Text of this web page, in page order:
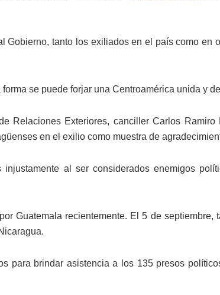
tanto los exiliados en el país como en
se puede forjar una Centroamérica unida y
Relaciones Exteriores, canciller Carlos Ramiro
en el exilio como muestra de
al ser considerados enemigos
Guatemala recientemente. El 5 de septiembre,
para brindar asistencia a los 135 presos